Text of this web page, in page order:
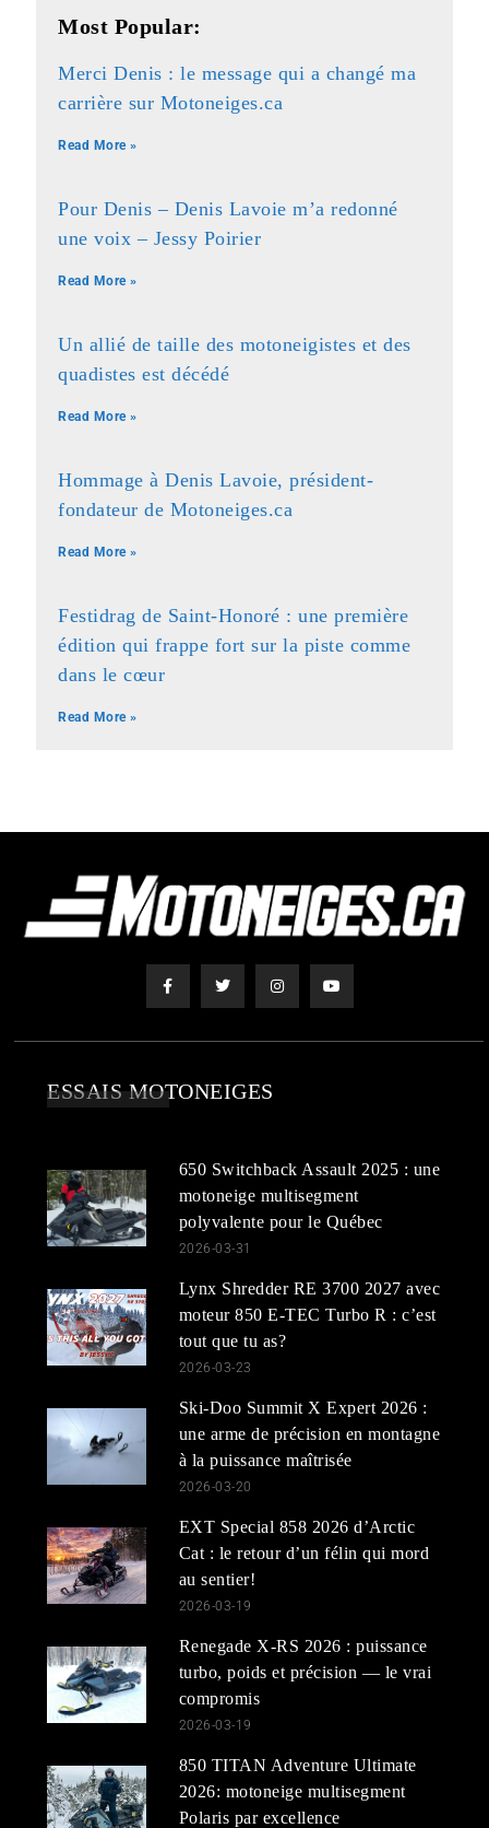
Most Popular:
Merci Denis : le message qui a changé ma
carrière sur Motoneiges.ca
Read More »
Pour Denis – Denis Lavoie m’a redonné
une voix – Jessy Poirier
Read More »
Un allié de taille des motoneigistes et des
quadistes est décédé
Read More »
Hommage à Denis Lavoie, président-
fondateur de Motoneiges.ca
Read More »
Festidrag de Saint-Honoré : une première
édition qui frappe fort sur la piste comme
dans le cœur
Read More »
ESSAIS MOTONEIGES
650 Switchback Assault 2025 : une
motoneige multisegment
polyvalente pour le Québec
2026-03-31
Lynx Shredder RE 3700 2027 avec
moteur 850 E-TEC Turbo R : c’est
tout que tu as?
2026-03-23
Ski-Doo Summit X Expert 2026 :
une arme de précision en montagne
à la puissance maîtrisée
2026-03-20
EXT Special 858 2026 d’Arctic
Cat : le retour d’un félin qui mord
au sentier!
2026-03-19
Renegade X-RS 2026 : puissance
turbo, poids et précision — le vrai
compromis
2026-03-19
850 TITAN Adventure Ultimate
2026: motoneige multisegment
Polaris par excellence